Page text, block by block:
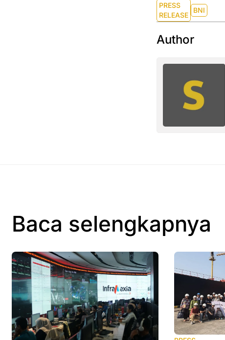
PRESS
RELEASE
BNI
Author
Baca selengkapnya